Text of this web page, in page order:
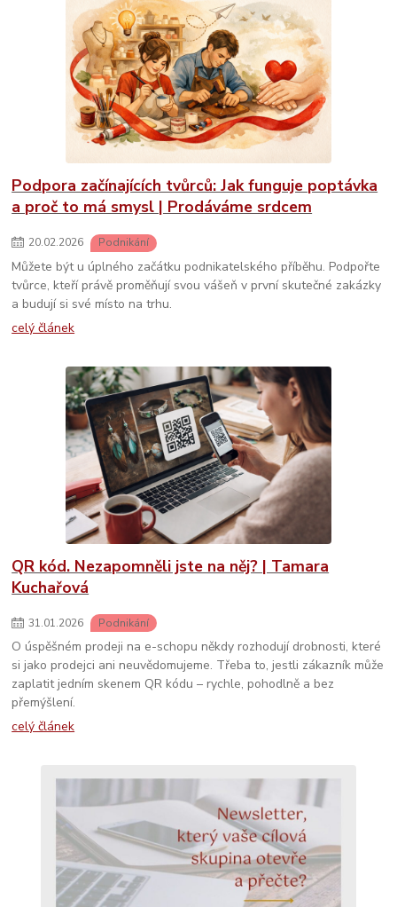
Podpora začínajících tvůrců: Jak funguje poptávka
a proč to má smysl | Prodáváme srdcem
20.02.2026 Podnikání
Můžete být u úplného začátku podnikatelského příběhu. Podpořte
tvůrce, kteří právě proměňují svou vášeň v první skutečné zakázky
a budují si své místo na trhu.
celý článek
QR kód. Nezapomněli jste na něj? | Tamara
Kuchařová
31.01.2026 Podnikání
O úspěšném prodeji na e-schopu někdy rozhodují drobnosti, které
si jako prodejci ani neuvědomujeme. Třeba to, jestli zákazník může
zaplatit jedním skenem QR kódu – rychle, pohodlně a bez
přemýšlení.
celý článek